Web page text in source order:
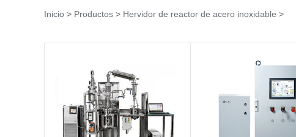
Inicio > Productos > Hervidor de reactor de acero inoxidable >